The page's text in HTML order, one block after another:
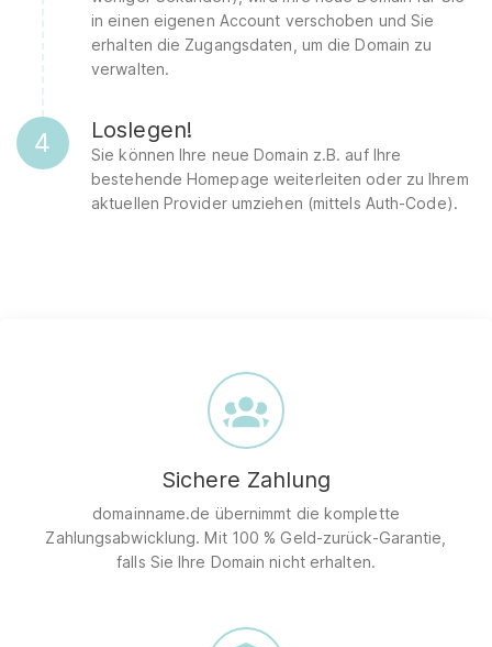
in einen eigenen Account verschoben und Sie
erhalten die Zugangsdaten, um die Domain zu
verwalten.
4 Loslegen!
Sie können Ihre neue Domain z.B. auf Ihre
bestehende Homepage weiterleiten oder zu Ihrem
aktuellen Provider umziehen (mittels Auth-Code).
Sichere Zahlung
domainname.de übernimmt die komplette
Zahlungsabwicklung. Mit 100 % Geld-zurück-Garantie,
falls Sie Ihre Domain nicht erhalten.